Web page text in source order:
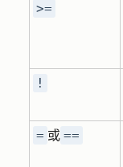
>=
!
= 或 ==